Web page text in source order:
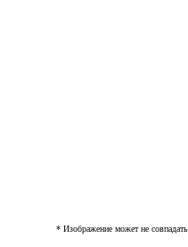
* Изображение может не